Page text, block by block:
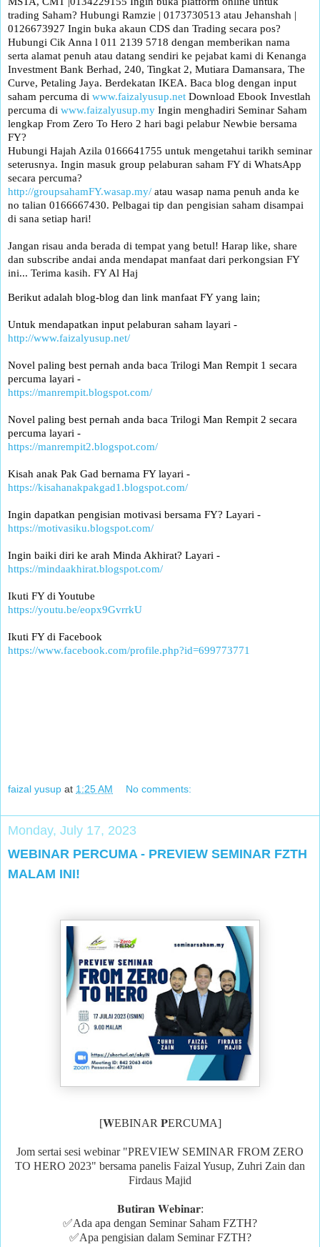
trading Saham? Hubungi Ramzie | 0173730513 atau Jehanshah |
0126673927 Ingin buka akaun CDS dan Trading secara pos?
Hubungi Cik Anna l 011 2139 5718 dengan memberikan nama
serta alamat penuh atau datang sendiri ke pejabat kami di Kenanga
Investment Bank Berhad, 240, Tingkat 2, Mutiara Damansara, The
Curve, Petaling Jaya. Berdekatan IKEA. Baca blog dengan input
saham percuma di www.faizalyusup.net Download Ebook Investlah
percuma di www.faizalyusup.my Ingin menghadiri Seminar Saham
lengkap From Zero To Hero 2 hari bagi pelabur Newbie bersama
FY?
Hubungi Hajah Azila 0166641755 untuk mengetahui tarikh seminar
seterusnya. Ingin masuk group pelaburan saham FY di WhatsApp
secara percuma?
http://groupsahamFY.wasap.my/ atau wasap nama penuh anda ke
no talian 0166667430. Pelbagai tip dan pengisian saham disampai
di sana setiap hari!
Jangan risau anda berada di tempat yang betul! Harap like, share
dan subscribe andai anda mendapat manfaat dari perkongsian FY
ini... Terima kasih. FY Al Haj
Berikut adalah blog-blog dan link manfaat FY yang lain;
Untuk mendapatkan input pelaburan saham layari -
http://www.faizalyusup.net/
Novel paling best pernah anda baca Trilogi Man Rempit 1 secara
percuma layari -
https://manrempit.blogspot.com/
Novel paling best pernah anda baca Trilogi Man Rempit 2 secara
percuma layari -
https://manrempit2.blogspot.com/
Kisah anak Pak Gad bernama FY layari -
https://kisahanakpakgad1.blogspot.com/
Ingin dapatkan pengisian motivasi bersama FY? Layari -
https://motivasiku.blogspot.com/
Ingin baiki diri ke arah Minda Akhirat? Layari -
https://mindaakhirat.blogspot.com/
Ikuti FY di Youtube
https://youtu.be/eopx9GvrrkU
Ikuti FY di Facebook
https://www.facebook.com/profile.php?id=699773771
faizal yusup at 1:25 AM No comments:
Monday, July 17, 2023
WEBINAR PERCUMA - PREVIEW SEMINAR FZTH
MALAM INI!
[𝐖EBINAR 𝐏ERCUMA]
Jom sertai sesi webinar "PREVIEW SEMINAR FROM ZERO
TO HERO 2023" bersama panelis Faizal Yusup, Zuhri Zain dan
Firdaus Majid
𝐁𝐮𝐭𝐢𝐫𝐚𝐧 𝐖𝐞𝐛𝐢𝐧𝐚𝐫:
✅Ada apa dengan Seminar Saham FZTH?
✅Apa pengisian dalam Seminar FZTH?